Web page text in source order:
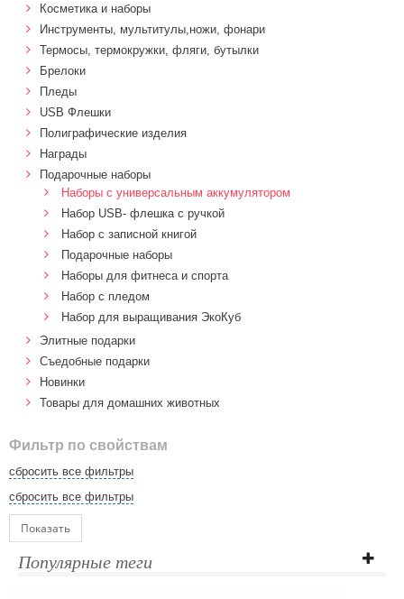
Косметика и наборы
Инструменты, мультитулы,ножи, фонари
Термосы, термокружки, фляги, бутылки
Брелоки
Пледы
USB Флешки
Полиграфические изделия
Награды
Подарочные наборы
Наборы с универсальным аккумулятором
Набор USB- флешка с ручкой
Набор с записной книгой
Подарочные наборы
Наборы для фитнеса и спорта
Набор с пледом
Набор для выращивания ЭкоКуб
Элитные подарки
Cъедобные подарки
Новинки
Товары для домашних животных
Фильтр по свойствам
сбросить все фильтры
сбросить все фильтры
Показать
Популярные теги